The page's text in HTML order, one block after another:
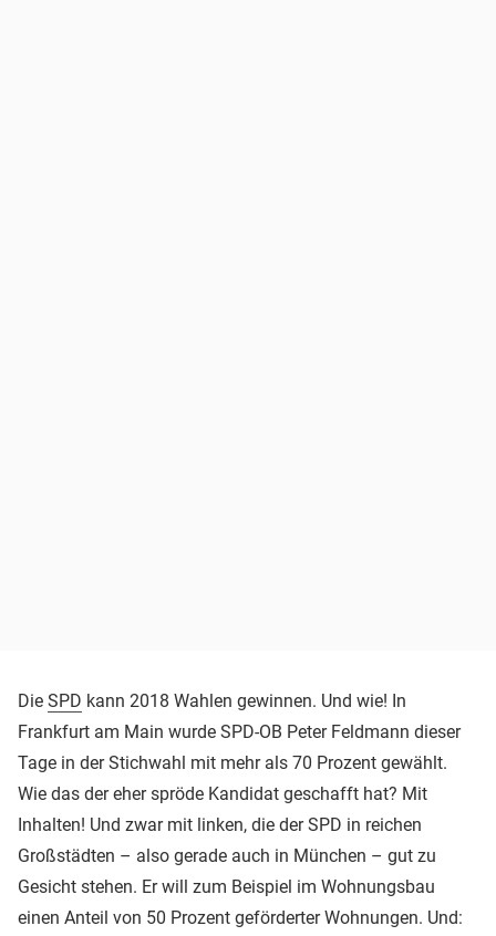
Die SPD kann 2018 Wahlen gewinnen. Und wie! In
Frankfurt am Main wurde SPD-OB Peter Feldmann dieser
Tage in der Stichwahl mit mehr als 70 Prozent gewählt.
Wie das der eher spröde Kandidat geschafft hat? Mit
Inhalten! Und zwar mit linken, die der SPD in reichen
Großstädten – also gerade auch in München – gut zu
Gesicht stehen. Er will zum Beispiel im Wohnungsbau
einen Anteil von 50 Prozent geförderter Wohnungen. Und: